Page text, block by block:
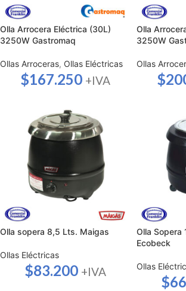
Olla Arrocera Eléctrica (30L)
3250W Gastromaq
Ollas Arroceras, Ollas Eléctricas
$167.250 +IVA
Olla
3250W
Ollas
$
Olla sopera 8,5 Lts. Maigas
Ollas Eléctricas
$83.200 +IVA
Olla Sopera
Ecobeck
Ollas
$